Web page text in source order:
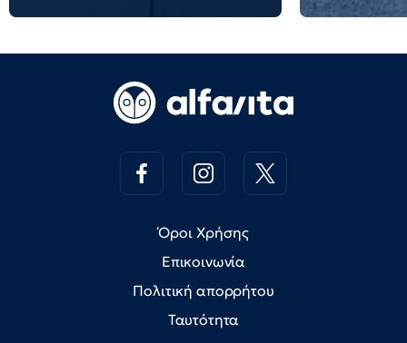
Όροι Χρήσης
Επικοινωνία
Πολιτική απορρήτου
Ταυτότητα